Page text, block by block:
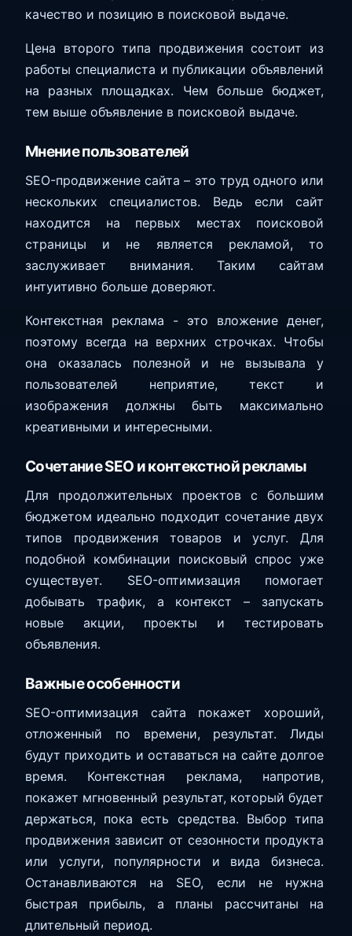
качество и позицию в поисковой выдаче.
Цена второго типа продвижения состоит из
работы специалиста и публикации объявлений
на разных площадках. Чем больше бюджет,
тем выше объявление в поисковой выдаче.
Мнение пользователей
SEO-продвижение сайта – это труд одного или
нескольких специалистов. Ведь если сайт
находится на первых местах поисковой
страницы и не является рекламой, то
заслуживает внимания. Таким сайтам
интуитивно больше доверяют.
Контекстная реклама - это вложение денег,
поэтому всегда на верхних строчках. Чтобы
она оказалась полезной и не вызывала у
пользователей неприятие, текст и
изображения должны быть максимально
креативными и интересными.
Сочетание SEO и контекстной рекламы
Для продолжительных проектов с большим
бюджетом идеально подходит сочетание двух
типов продвижения товаров и услуг. Для
подобной комбинации поисковый спрос уже
существует. SEO-оптимизация помогает
добывать трафик, а контекст – запускать
новые акции, проекты и тестировать
объявления.
Важные особенности
SEO-оптимизация сайта покажет хороший,
отложенный по времени, результат. Лиды
будут приходить и оставаться на сайте долгое
время. Контекстная реклама, напротив,
покажет мгновенный результат, который будет
держаться, пока есть средства. Выбор типа
продвижения зависит от сезонности продукта
или услуги, популярности и вида бизнеса.
Останавливаются на SEO, если не нужна
быстрая прибыль, а планы рассчитаны на
длительный период.